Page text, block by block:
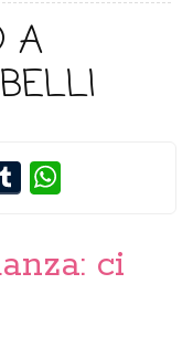
A
Tumblr
ci